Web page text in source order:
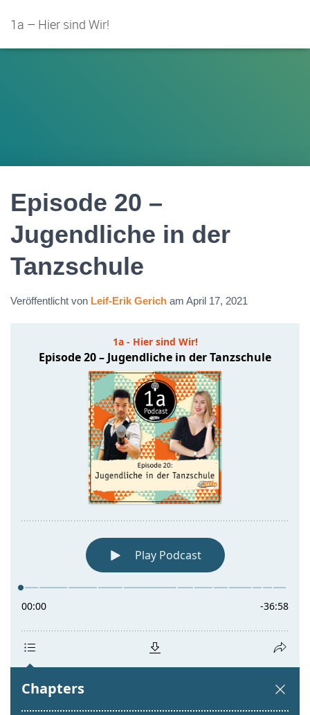
1a – Hier sind Wir!
Episode 20 –
Jugendliche in der
Tanzschule
Veröffentlicht von Leif-Erik Gerich am April 17, 2021